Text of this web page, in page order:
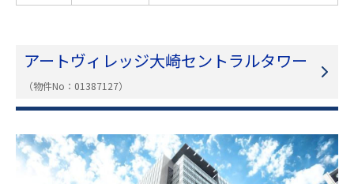
アートヴィレッジ大崎セントラルタワー
（物件No：01387127）